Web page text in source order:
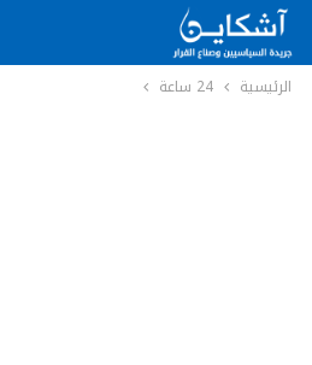
الرئيسية 24 ساعة